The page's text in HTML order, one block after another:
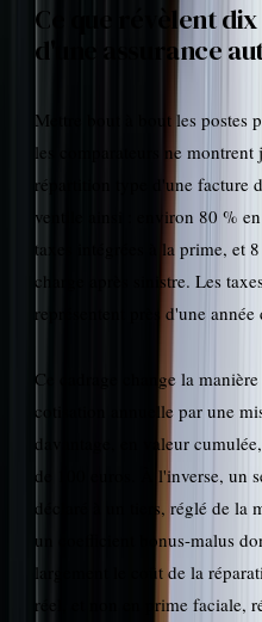
Ce que révèlent
d'une assurance
Mettre bout à bout les postes
les comparateurs ne
répartition type d'une facture
ventile ainsi : environ 80 %
taxes intégrées à la prime, et
charge après sinistre. Les
représentent près d'une
Ce cadrage change la
cotisation annuelle par une
davantage, en valeur
de 100 euros. À l'inverse, un
déclaré à un tiers, réglé de la
un coefficient bonus-malus
largement le coût de la
réel, et non en prime faciale,